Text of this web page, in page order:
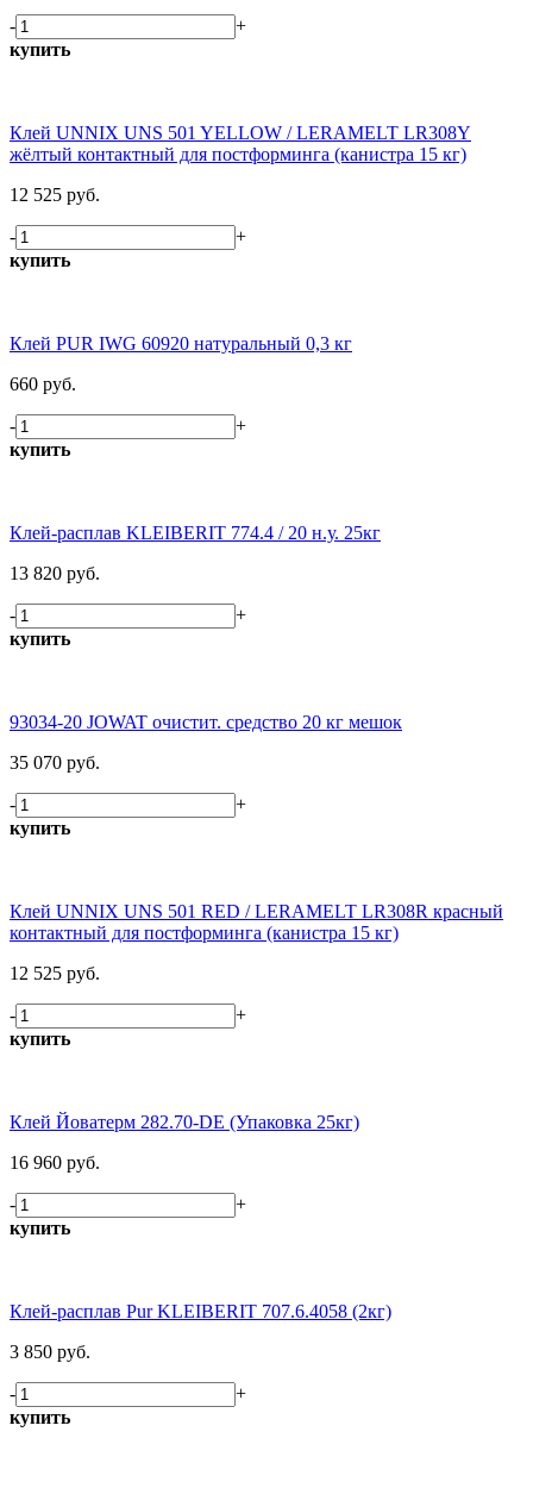
-
+
купить
Клей UNNIX UNS 501 YELLOW / LERAMELT LR308Y
жёлтый контактный для постформинга (канистра 15 кг)
12 525 руб.
-
+
купить
Клей PUR IWG 60920 натуральный 0,3 кг
660 руб.
-
+
купить
Клей-расплав KLEIBERIT 774.4 / 20 н.у. 25кг
13 820 руб.
-
+
купить
93034-20 JOWAT очистит. средство 20 кг мешок
35 070 руб.
-
+
купить
Клей UNNIX UNS 501 RED / LERAMELT LR308R красный
контактный для постформинга (канистра 15 кг)
12 525 руб.
-
+
купить
Клей Йоватерм 282.70-DE (Упаковка 25кг)
16 960 руб.
-
+
купить
Клей-расплав Pur KLEIBERIT 707.6.4058 (2кг)
3 850 руб.
-
+
купить